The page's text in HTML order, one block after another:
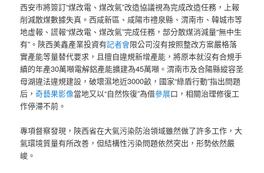
西安市將簽訂“煤改電、煤改氣”改造協議視為完成改造任務，上報
削減散煤數據失真。西咸新區、咸陽市禮泉縣、渭南市、韓城市等
地虛報、謊報“煤改電、煤改氣”完成任務，部分散煤消減量“無中生
有”。陜西美鑫產業投資有記者會限公司沒有按照整改方案嚴格落
實產能等量替代要求，且擅自違規新增產能，將原本就沒有合規手
續的年產30萬噸電解鋁產能擴建為45萬噸。渭南市及合陽縣縱容圣
母湖違法違規建設，破壞濕地近3000畝，國家“綠盾行動”指出問題
后，奇藝果影像當地又以“自然恢復”為借參展口，相關治理修復工
作停滯不前。
專項督察發現，陜西省在大氣污染防治領域雖然做了許多工作，大
氣環境質量有所改善，但結構性污染問題依然突出，形勢依然嚴
峻。